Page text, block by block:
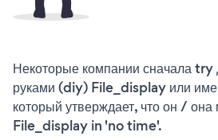
Некоторые компании сначала try
руками (diy) File_display или
который утверждает, что он / она
File_display in 'no time'.